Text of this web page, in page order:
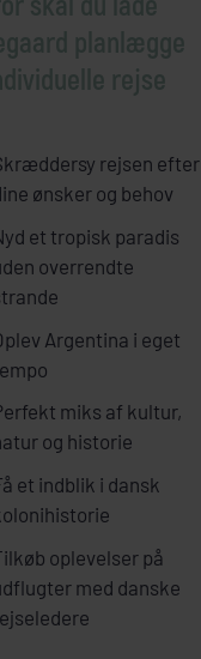
skal du lade
planlægge
rejse
rejsen efter
ønsker og behov
et tropisk paradis
overrendte
Argentina i eget
miks af kultur,
og historie
et indblik i dansk
oplevelser på
med danske